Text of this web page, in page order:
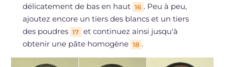
délicatement de bas en haut 16 . Peu à peu,
ajoutez encore un tiers des blancs et un tiers
des poudres 17 et continuez ainsi jusqu'à
obtenir une pâte homogène 18 .